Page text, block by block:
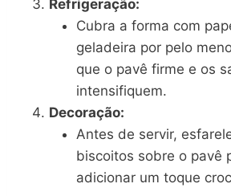
Refrigeração:
Cubra a forma com
geladeira por pelo
que o pavê firme e os
intensifiquem.
Decoração:
Antes de servir,
biscoitos sobre o pavê
adicionar um toque